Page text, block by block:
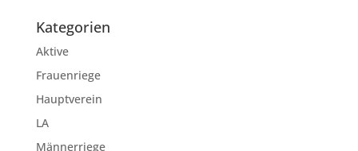
Kategorien
Aktive
Frauenriege
Hauptverein
LA
Männerriege